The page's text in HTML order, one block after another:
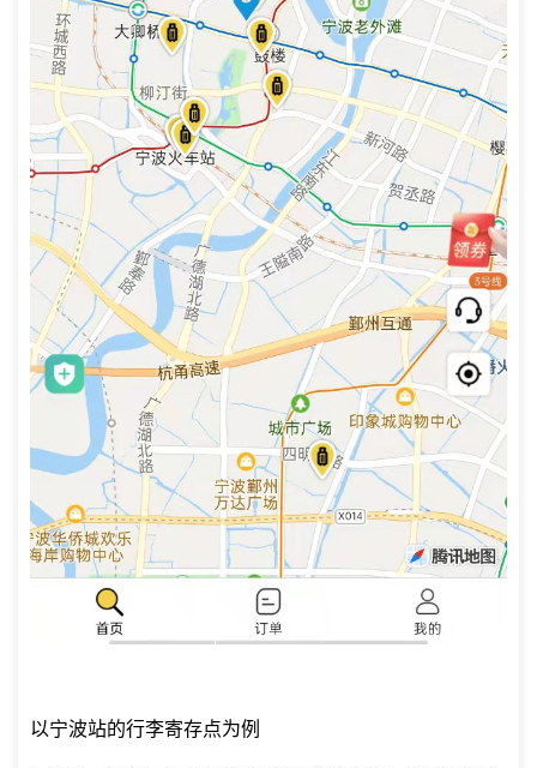
以宁波站的行李寄存点为例